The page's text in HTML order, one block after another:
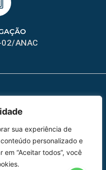
sua experiência de
personalizado e
em “Aceitar todos”, você
ANAC
Peças
Catálogo de Aplicações